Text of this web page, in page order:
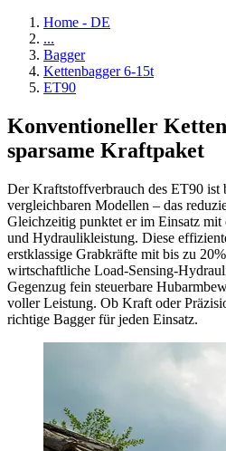
Home - DE
...
Bagger
Kettenbagger 6-15t
ET90
Konventioneller
sparsame Kraftpaket
Der Kraftstoffverbrauch des ET90 ist
vergleichbaren Modellen – das
Gleichzeitig punktet er im Einsatz
und Hydraulikleistung. Diese
erstklassige Grabkräfte mit bis zu
wirtschaftliche Load-Sensing-
Gegenzug fein steuerbare
voller Leistung. Ob Kraft oder
richtige Bagger für jeden Einsatz.